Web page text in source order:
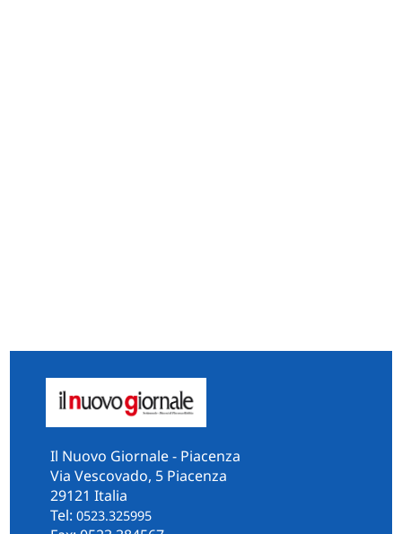
Il Nuovo Giornale - Piacenza
Via Vescovado, 5 Piacenza
29121 Italia
Tel: 0523.325995